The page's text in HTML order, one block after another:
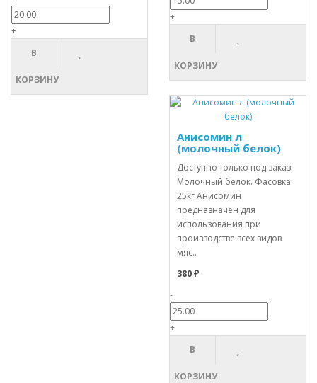
+
В
КОРЗИНУ
+
В
КОРЗИНУ
Анисомин л
(молочный белок)
Доступно только под заказ
Молочный белок. Фасовка
25кг Анисомин
предназначен для
использования при
производстве всех видов
мяс..
380 ₽
-
+
В
КОРЗИНУ